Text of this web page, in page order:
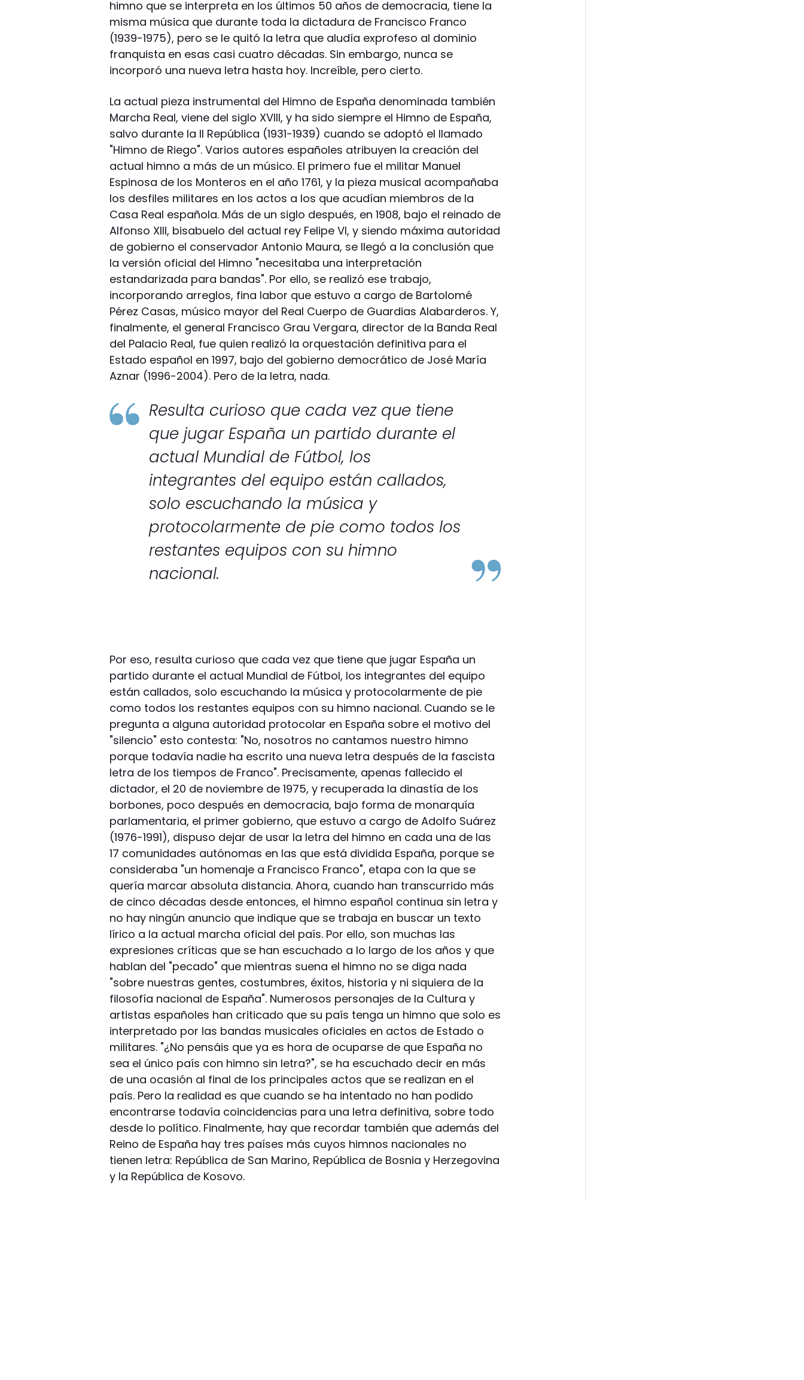
himno que se interpreta en los últimos 50 años de democracia, tiene la
misma música que durante toda la dictadura de Francisco Franco
(1939-1975), pero se le quitó la letra que aludía exprofeso al dominio
franquista en esas casi cuatro décadas. Sin embargo, nunca se
incorporó una nueva letra hasta hoy. Increíble, pero cierto.
La actual pieza instrumental del Himno de España denominada también
Marcha Real, viene del siglo XVIII, y ha sido siempre el Himno de España,
salvo durante la II República (1931-1939) cuando se adoptó el llamado
"Himno de Riego". Varios autores españoles atribuyen la creación del
actual himno a más de un músico. El primero fue el militar Manuel
Espinosa de los Monteros en el año 1761, y la pieza musical acompañaba
los desfiles militares en los actos a los que acudían miembros de la
Casa Real española. Más de un siglo después, en 1908, bajo el reinado de
Alfonso XIII, bisabuelo del actual rey Felipe VI, y siendo máxima autoridad
de gobierno el conservador Antonio Maura, se llegó a la conclusión que
la versión oficial del Himno "necesitaba una interpretación
estandarizada para bandas". Por ello, se realizó ese trabajo,
incorporando arreglos, fina labor que estuvo a cargo de Bartolomé
Pérez Casas, músico mayor del Real Cuerpo de Guardias Alabarderos. Y,
finalmente, el general Francisco Grau Vergara, director de la Banda Real
del Palacio Real, fue quien realizó la orquestación definitiva para el
Estado español en 1997, bajo del gobierno democrático de José María
Aznar (1996-2004). Pero de la letra, nada.
Resulta curioso que cada vez que tiene
que jugar España un partido durante el
actual Mundial de Fútbol, los
integrantes del equipo están callados,
solo escuchando la música y
protocolarmente de pie como todos los
restantes equipos con su himno
nacional.
Por eso, resulta curioso que cada vez que tiene que jugar España un
partido durante el actual Mundial de Fútbol, los integrantes del equipo
están callados, solo escuchando la música y protocolarmente de pie
como todos los restantes equipos con su himno nacional. Cuando se le
pregunta a alguna autoridad protocolar en España sobre el motivo del
"silencio" esto contesta: "No, nosotros no cantamos nuestro himno
porque todavía nadie ha escrito una nueva letra después de la fascista
letra de los tiempos de Franco". Precisamente, apenas fallecido el
dictador, el 20 de noviembre de 1975, y recuperada la dinastía de los
borbones, poco después en democracia, bajo forma de monarquía
parlamentaria, el primer gobierno, que estuvo a cargo de Adolfo Suárez
(1976-1991), dispuso dejar de usar la letra del himno en cada una de las
17 comunidades autónomas en las que está dividida España, porque se
consideraba "un homenaje a Francisco Franco", etapa con la que se
quería marcar absoluta distancia. Ahora, cuando han transcurrido más
de cinco décadas desde entonces, el himno español continua sin letra y
no hay ningún anuncio que indique que se trabaja en buscar un texto
lírico a la actual marcha oficial del país. Por ello, son muchas las
expresiones críticas que se han escuchado a lo largo de los años y que
hablan del "pecado" que mientras suena el himno no se diga nada
"sobre nuestras gentes, costumbres, éxitos, historia y ni siquiera de la
filosofía nacional de España". Numerosos personajes de la Cultura y
artistas españoles han criticado que su país tenga un himno que solo es
interpretado por las bandas musicales oficiales en actos de Estado o
militares. "¿No pensáis que ya es hora de ocuparse de que España no
sea el único país con himno sin letra?", se ha escuchado decir en más
de una ocasión al final de los principales actos que se realizan en el
país. Pero la realidad es que cuando se ha intentado no han podido
encontrarse todavía coincidencias para una letra definitiva, sobre todo
desde lo político. Finalmente, hay que recordar también que además del
Reino de España hay tres países más cuyos himnos nacionales no
tienen letra: República de San Marino, República de Bosnia y Herzegovina
y la República de Kosovo.